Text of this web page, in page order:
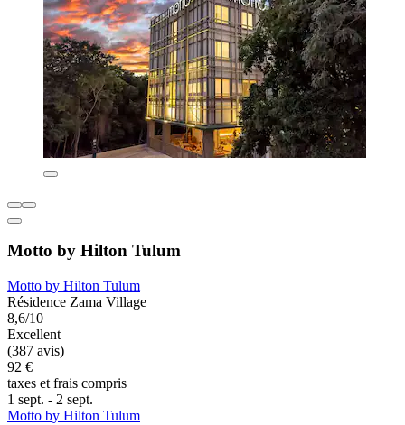
Motto by Hilton Tulum
Motto by Hilton Tulum
Résidence Zama Village
8,6/10
Excellent
(387 avis)
92 €
taxes et frais compris
1 sept. - 2 sept.
Motto by Hilton Tulum